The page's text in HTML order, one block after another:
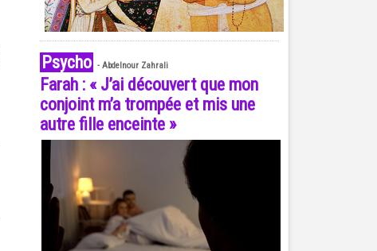
Psycho - Abdelnour Zahrali
Farah : « J’ai découvert que mon
conjoint m’a trompée et mis une
autre fille enceinte »